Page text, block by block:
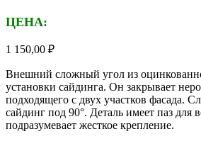
ЦЕНА:
1 150,00 ₽
Внешний сложный угол из
установки сайдинга. Он закрывает
подходящего с двух участков фасада.
сайдинг под 90°. Деталь имеет паз для
подразумевает жесткое крепление.